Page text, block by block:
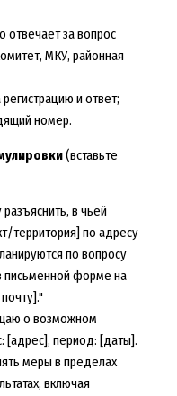
отвечает за вопрос
МКУ, районная
и ответ;
номер.
(вставьте
в чьей
территория] по адресу
по вопросу
письменной форме на
о возможном
[адрес], период: [даты].
меры в пределах
включая